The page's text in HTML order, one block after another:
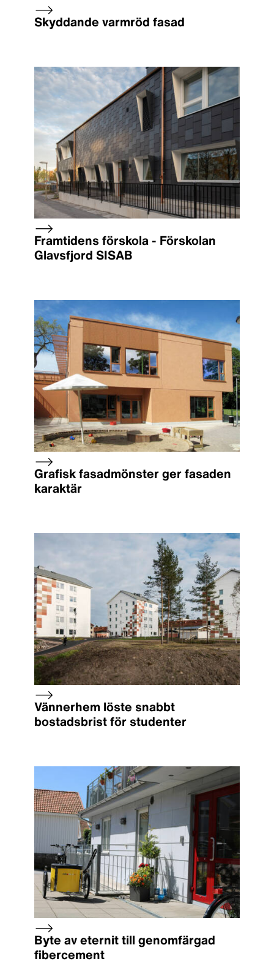
Skyddande varmröd fasad
Framtidens förskola - Förskolan
Glavsfjord SISAB
Grafisk fasadmönster ger fasaden
karaktär
Vännerhem löste snabbt
bostadsbrist för studenter
Byte av eternit till genomfärgad
fibercement